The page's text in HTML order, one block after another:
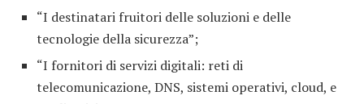
“I destinatari fruitori delle soluzioni e delle
tecnologie della sicurezza”;
“I fornitori di servizi digitali: reti di
telecomunicazione, DNS, sistemi operativi, cloud, e